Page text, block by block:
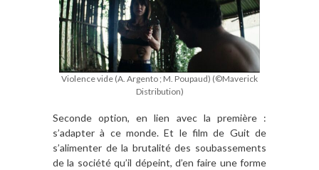
Violence vide (A. Argento ; M. Poupaud) (©Maverick
Distribution)
Seconde option, en lien avec la première :
s’adapter à ce monde. Et le film de Guit de
s’alimenter de la brutalité des soubassements
de la société qu’il dépeint, d’en faire une forme